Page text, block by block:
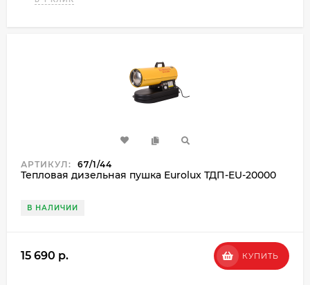
АРТИКУЛ: 67/1/44
Тепловая дизельная пушка Eurolux ТДП-EU-20000
В НАЛИЧИИ
15 690 p. КУПИТЬ